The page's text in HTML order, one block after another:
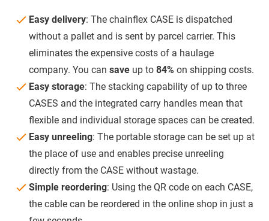
Easy delivery: The chainflex CASE is dispatched
without a pallet and is sent by parcel carrier. This
eliminates the expensive costs of a haulage
company. You can save up to 84% on shipping costs.
Easy storage: The stacking capability of up to three
CASES and the integrated carry handles mean that
flexible and individual storage spaces can be created.
Easy unreeling: The portable storage can be set up at
the place of use and enables precise unreeling
directly from the CASE without wastage.
Simple reordering: Using the QR code on each CASE,
the cable can be reordered in the online shop in just a